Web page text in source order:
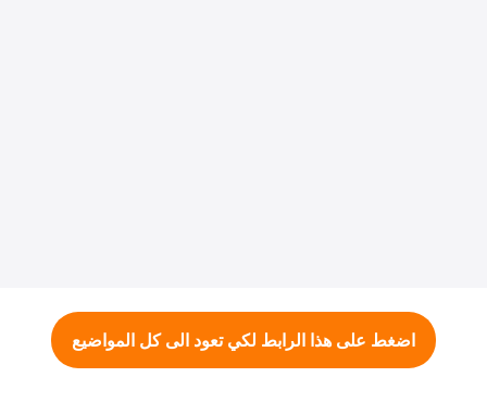
اضغط على هذا الرابط لكي تعود الى كل المواضيع